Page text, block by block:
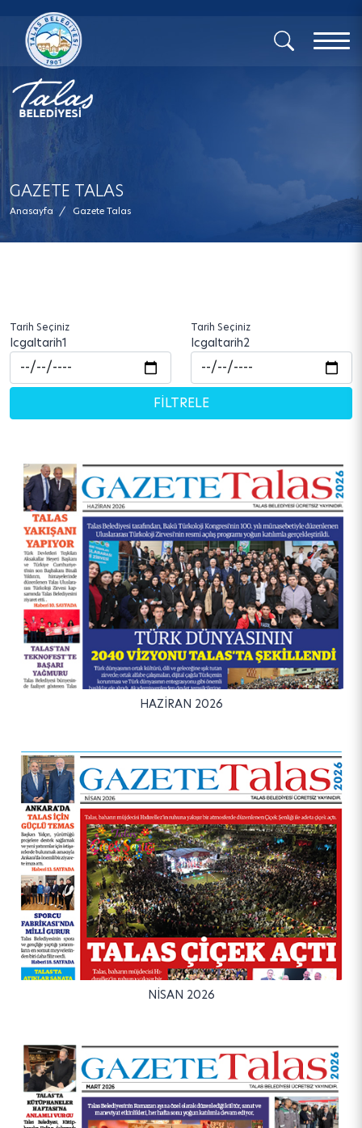
x
GAZETE TALAS
Anasayfa / Gazete Talas
Tarih Seçiniz
Icgaltarih1
Tarih Seçiniz
Icgaltarih2
HAZİRAN 2026
NİSAN 2026